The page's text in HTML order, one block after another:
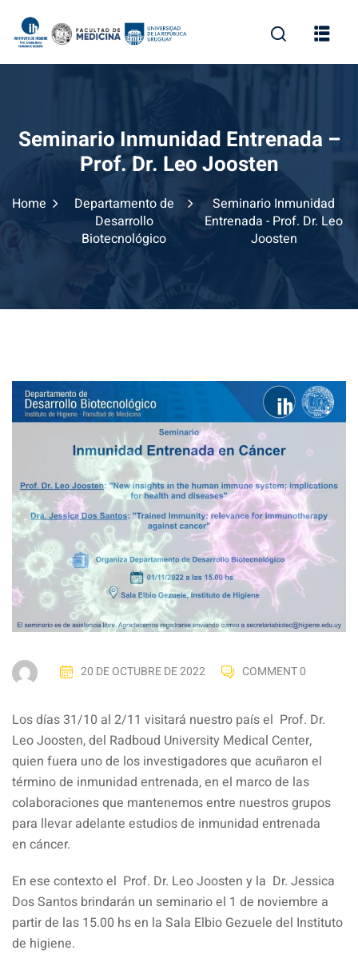
content
Seminario Inmunidad Entrenada –
Prof. Dr. Leo Joosten
Home
Departamento de
Desarrollo
Biotecnológico
Seminario Inmunidad
Entrenada - Prof. Dr. Leo
Joosten
20 DE OCTUBRE DE 2022 COMMENT 0
Los días 31/10 al 2/11 visitará nuestro país el Prof. Dr.
Leo Joosten, del Radboud University Medical Center,
quien fuera uno de los investigadores que acuñaron el
término de inmunidad entrenada, en el marco de las
colaboraciones que mantenemos entre nuestros grupos
para llevar adelante estudios de inmunidad entrenada
en cáncer.
En ese contexto el Prof. Dr. Leo Joosten y la Dr. Jessica
Dos Santos brindarán un seminario el 1 de noviembre a
partir de las 15.00 hs en la Sala Elbio Gezuele del Instituto
de higiene.